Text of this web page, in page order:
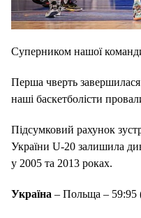
Суперником нашої
Перша чверть
наші баскетболісти
Підсумковий рахунок
України U-20 залишила
у 2005 та 2013 роках.
Україна – Польща – 59:95